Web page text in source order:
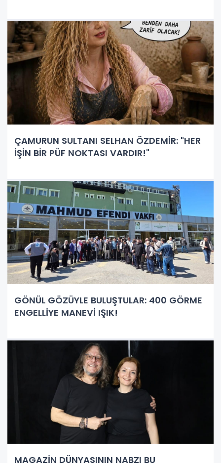
ÇAMURUN SULTANI SELHAN ÖZDEMİR: "HER
İŞİN BİR PÜF NOKTASI VARDIR!"
GÖNÜL GÖZÜYLE BULUŞTULAR: 400 GÖRME
ENGELLİYE MANEVİ IŞIK!
MAGAZİN DÜNYASININ NABZI BU